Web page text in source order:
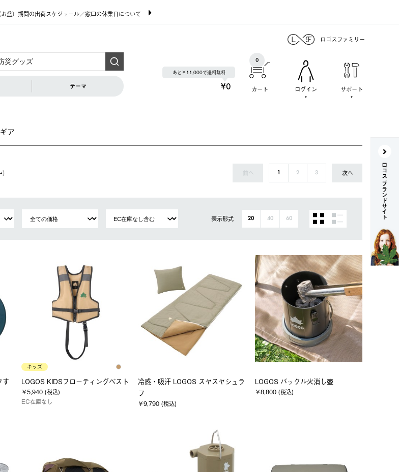
盆）期間の出荷スケジュール／窓口の休業日について
ロゴスファミリー
テーマ
あと￥11,000で送料無料
¥0 カート
0
ログイン サポート
ア
前へ 1 2 3 次へ
表示形式 20 40 60
す
キッズ
LOGOS KIDSフローティングベスト
￥5,940 (税込)
EC在庫なし
冷感・吸汗 LOGOS スヤスヤシュラ
フ
￥9,790 (税込)
LOGOS バックル火消し壺
￥8,800 (税込)
ロゴス ブランドサイト